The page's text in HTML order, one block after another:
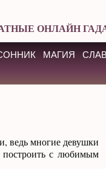
ОНЛАЙН
МАГИЯ
ведь многие девушки
с любимым